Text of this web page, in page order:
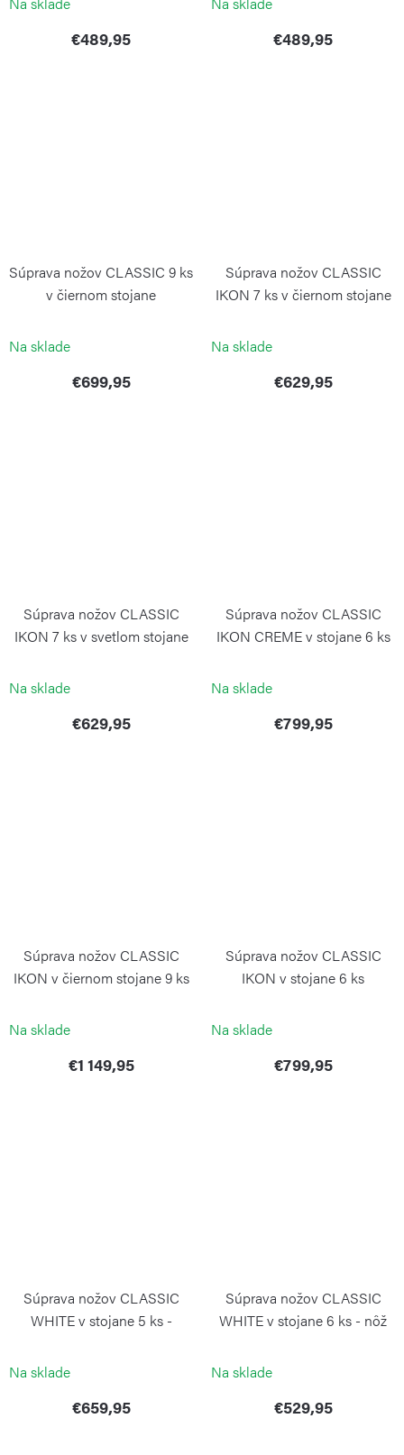
€489,95 €489,95
Súprava nožov CLASSIC 9 ks
v čiernom stojane
Na sklade
€699,95
Súprava nožov CLASSIC
IKON 7 ks v čiernom stojane
Na sklade
€629,95
Súprava nožov CLASSIC
IKON 7 ks v svetlom stojane
Na sklade
€629,95
Súprava nožov CLASSIC
IKON CREME v stojane 6 ks
Na sklade
€799,95
Súprava nožov CLASSIC
IKON v čiernom stojane 9 ks
Na sklade
€1 149,95
Súprava nožov CLASSIC
IKON v stojane 6 ks
Na sklade
€799,95
Súprava nožov CLASSIC
WHITE v stojane 5 ks -
Na sklade
€659,95
Súprava nožov CLASSIC
WHITE v stojane 6 ks - nôž
Na sklade
€529,95